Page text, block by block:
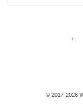
© 2017-2026